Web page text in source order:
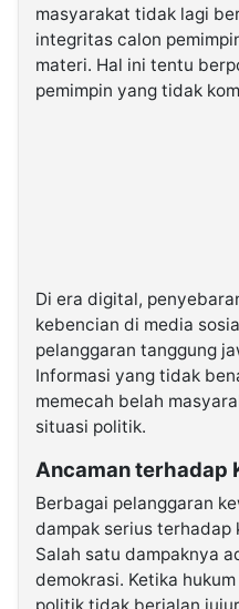
masyarakat tidak lagi
integritas calon
materi. Hal ini tentu
pemimpin yang tidak
Di era digital,
kebencian di media
pelanggaran tanggung
Informasi yang tidak
memecah belah
situasi politik.
Ancaman terhadap
Berbagai pelanggaran
dampak serius terhadap
Salah satu dampaknya
demokrasi. Ketika
politik tidak berjalan